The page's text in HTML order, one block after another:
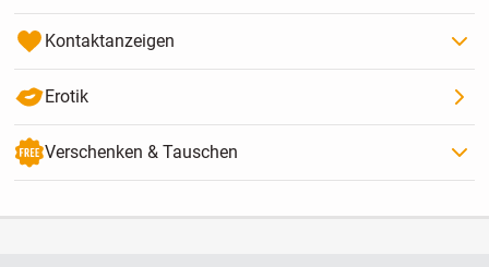
Kontaktanzeigen
Erotik
Verschenken & Tauschen